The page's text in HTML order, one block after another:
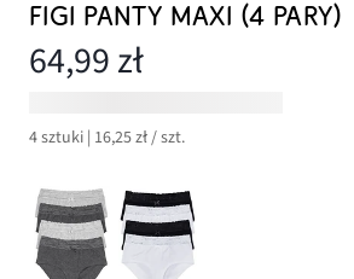
FIGI PANTY MAXI (4 PARY)
64,99 zł
4 sztuki | 16,25 zł / szt.